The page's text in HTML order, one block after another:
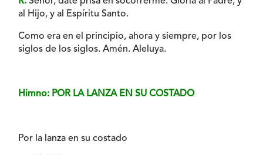
al Hijo, y al Espíritu Santo.
Como era en el principio, ahora y siempre, por los
siglos de los siglos. Amén. Aleluya.
Himno: POR LA LANZA EN SU COSTADO
Por la lanza en su costado